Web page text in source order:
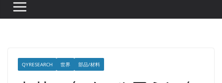
QYRESEARCH 世界 部品/材料